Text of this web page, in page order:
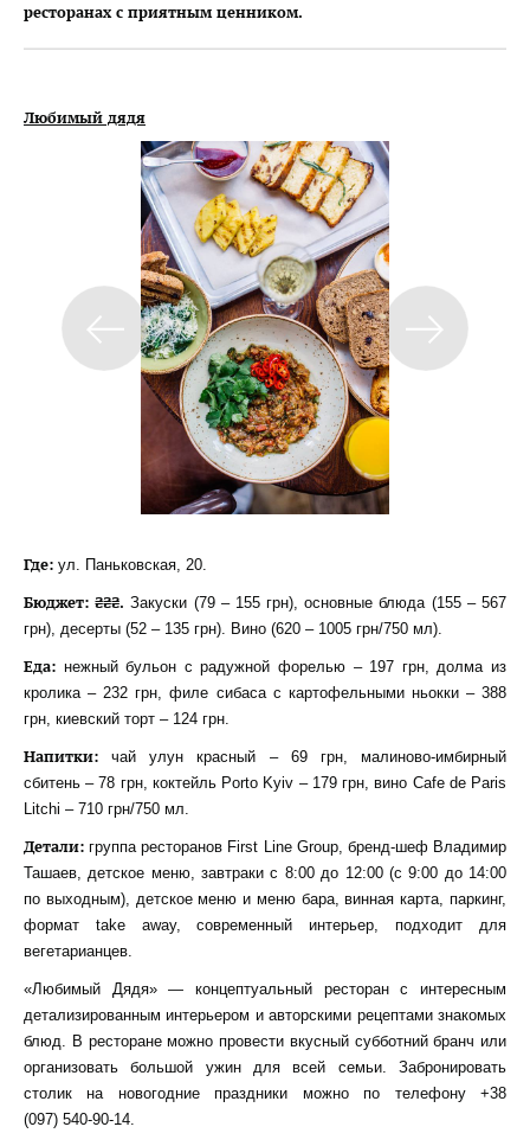
ресторанах с приятным ценником.
Любимый дядя
Где: ул. Паньковская, 20.
Бюджет: ₴₴₴. Закуски (79 – 155 грн), основные блюда (155 – 567
грн), десерты (52 – 135 грн). Вино (620 – 1005 грн/750 мл).
Еда: нежный бульон с радужной форелью – 197 грн, долма из
кролика – 232 грн, филе сибаса с картофельными ньокки – 388
грн, киевский торт – 124 грн.
Напитки: чай улун красный – 69 грн, малиново-имбирный
сбитень – 78 грн, коктейль Porto Kyiv – 179 грн, вино Cafe de Paris
Litchi – 710 грн/750 мл.
Детали: группа ресторанов First Line Group, бренд-шеф Владимир
Ташаев, детское меню, завтраки с 8:00 до 12:00 (с 9:00 до 14:00
по выходным), детское меню и меню бара, винная карта, паркинг,
формат take away, современный интерьер, подходит для
вегетарианцев.
«Любимый Дядя» — концептуальный ресторан с интересным
детализированным интерьером и авторскими рецептами знакомых
блюд. В ресторане можно провести вкусный субботний бранч или
организовать большой ужин для всей семьи. Забронировать
столик на новогодние праздники можно по телефону +38
(097) 540-90-14.